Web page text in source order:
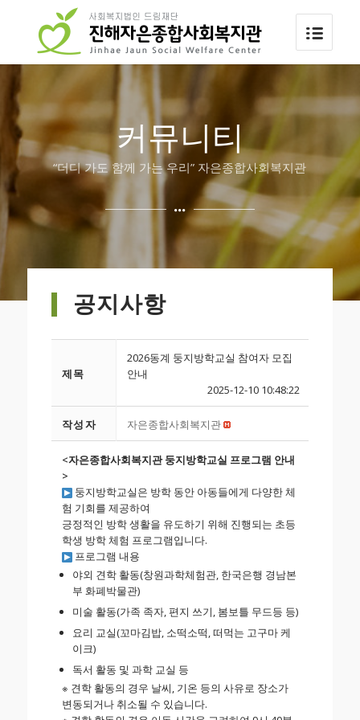
커뮤니티
“더디 가도 함께 가는 우리” 자은종합사회복지관
공지사항
제목
2026동계 둥지방학교실 참여자 모집
안내
2025-12-10 10:48:22
작성자 자은종합사회복지관
<자은종합사회복지관 둥지방학교실 프로그램 안내
>
둥지방학교실은 방학 동안 아동들에게 다양한 체
험 기회를 제공하여
긍정적인 방학 생활을 유도하기 위해 진행되는 초등
학생 방학 체험 프로그램입니다.
프로그램 내용
야외 견학 활동(창원과학체험관, 한국은행 경남본
부 화폐박물관)
미술 활동(가족 족자, 편지 쓰기, 봄보틀 무드등 등)
요리 교실(꼬마김밥, 소떡소떡, 떠먹는 고구마 케
이크)
독서 활동 및 과학 교실 등
※ 견학 활동의 경우 날씨, 기온 등의 사유로 장소가
변동되거나 취소될 수 있습니다.